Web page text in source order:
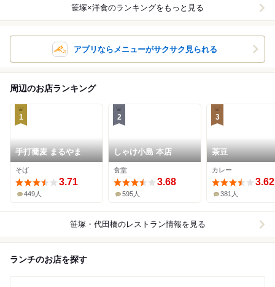
笹塚×洋食のランキングをもっと見る
アプリならメニューがサクサク見られる
周辺のお店ランキング
1
手打蕎麦 まるやま
そば
3.71
449人
2
しゃけ小島 本店
食堂
3.68
595人
3
茶豆
カレー
3.62
381人
笹塚・代田橋のレストラン情報を見る
ランチのお店を探す